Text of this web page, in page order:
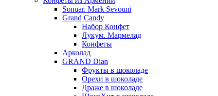
Sonuar. Mark Sevouni
Grand Candy
Набор Конфет
Лукум. Мармелад
Конфеты
Арколад
GRAND Dian
Фрукты в шоколаде
Орехи в шоколаде
Драже в шоколаде